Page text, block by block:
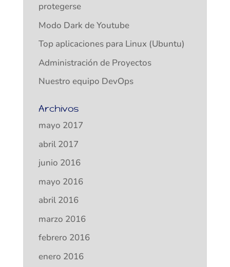
protegerse
Modo Dark de Youtube
Top aplicaciones para Linux (Ubuntu)
Administración de Proyectos
Nuestro equipo DevOps
Archivos
mayo 2017
abril 2017
junio 2016
mayo 2016
abril 2016
marzo 2016
febrero 2016
enero 2016